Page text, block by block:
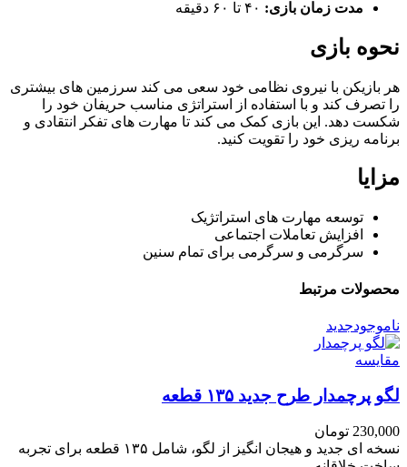
مدت زمان بازی:
نحوه بازی
هر بازیکن با نیروی نظامی خود سعی می کند سرزمین های بیشتری
را تصرف کند و با استفاده از استراتژی مناسب حریفان خود را
شکست دهد. این بازی کمک می کند تا مهارت های تفکر انتقادی و
برنامه ریزی خود را تقویت کنید.
مزایا
توسعه مهارت های استراتژیک
افزایش تعاملات اجتماعی
سرگرمی و سرگرمی برای تمام سنین
محصولات مرتبط
ناموجودجدید
مقایسه
لگو پرچمدار طرح جدید ۱۳۵ قطعه
230,000 تومان
نسخه ای جدید و هیجان انگیز از لگو، شامل ۱۳۵ قطعه برای تجربه